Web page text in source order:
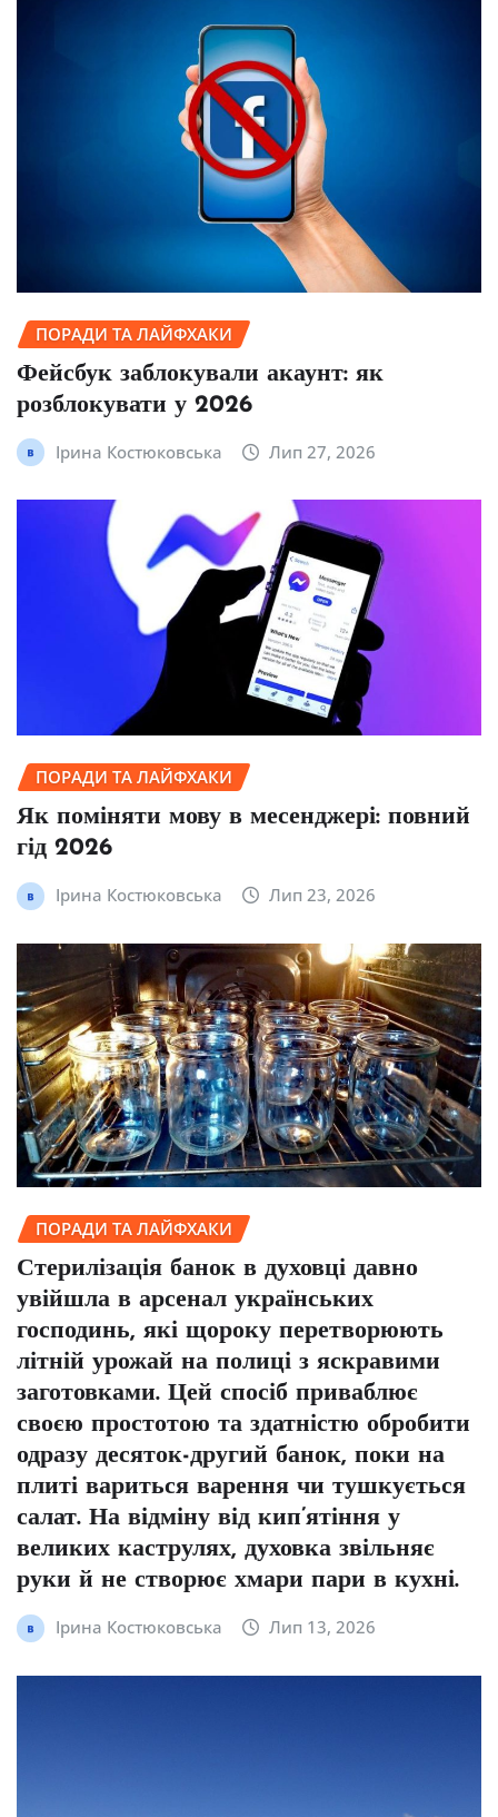
ПОРАДИ ТА ЛАЙФХАКИ
Фейсбук заблокували акаунт: як
розблокувати у 2026
Ірина Костюковська Лип 27, 2026
ПОРАДИ ТА ЛАЙФХАКИ
Як поміняти мову в месенджері: повний
гід 2026
Ірина Костюковська Лип 23, 2026
ПОРАДИ ТА ЛАЙФХАКИ
Стерилізація банок в духовці давно
увійшла в арсенал українських
господинь, які щороку перетворюють
літній урожай на полиці з яскравими
заготовками. Цей спосіб приваблює
своєю простотою та здатністю обробити
одразу десяток-другий банок, поки на
плиті вариться варення чи тушкується
салат. На відміну від кип’ятіння у
великих каструлях, духовка звільняє
руки й не створює хмари пари в кухні.
Ірина Костюковська Лип 13, 2026